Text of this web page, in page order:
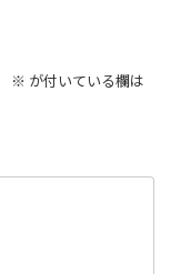
※ が付いている欄は